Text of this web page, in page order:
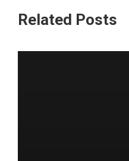
Related Posts